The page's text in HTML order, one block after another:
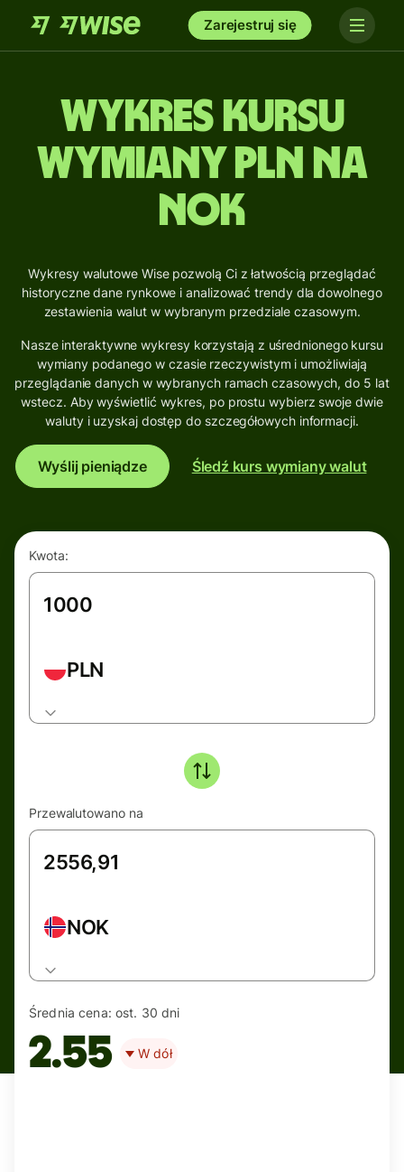
Zarejestruj się
Wykres kursu
wymiany PLN na
NOK
Wykresy walutowe Wise pozwolą Ci z łatwością przeglądać
historyczne dane rynkowe i analizować trendy dla dowolnego
zestawienia walut w wybranym przedziale czasowym.
Nasze interaktywne wykresy korzystają z uśrednionego kursu
wymiany podanego w czasie rzeczywistym i umożliwiają
przeglądanie danych w wybranych ramach czasowych, do 5 lat
wstecz. Aby wyświetlić wykres, po prostu wybierz swoje dwie
waluty i uzyskaj dostęp do szczegółowych informacji.
Wyślij pieniądze Śledź kurs wymiany walut
Kwota:
PLN
Przewalutowano na
NOK
Średnia cena: ost. 30 dni
2.55 W dół